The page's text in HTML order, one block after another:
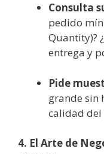
Consulta
pedido
Quantity)?
entrega y
Pide
grande sin
calidad
4. El Arte de